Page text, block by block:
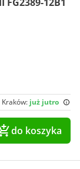
Kraków: już jutro
do koszyka